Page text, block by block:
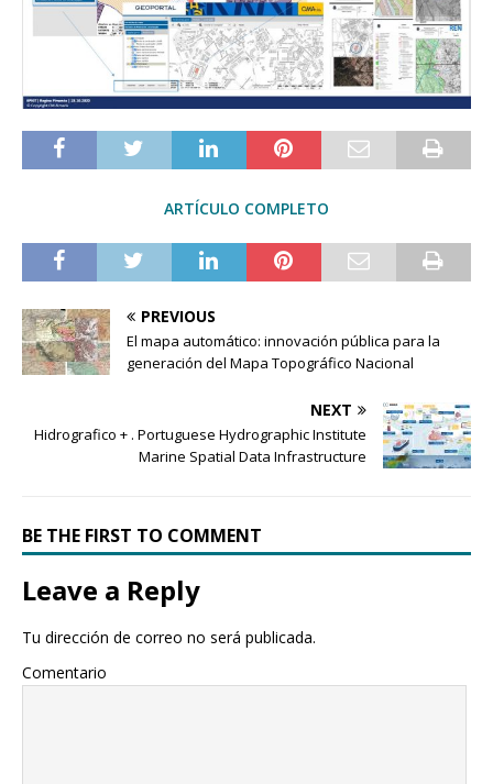
ARTÍCULO COMPLETO
PREVIOUS
El mapa automático: innovación pública para la
generación del Mapa Topográfico Nacional
NEXT
Hidrografico + . Portuguese Hydrographic Institute
Marine Spatial Data Infrastructure
BE THE FIRST TO COMMENT
Leave a Reply
Tu dirección de correo no será publicada.
Comentario